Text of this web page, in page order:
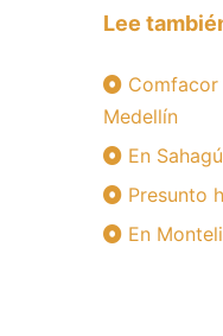
Lee
Medellín
En
Presunto
En